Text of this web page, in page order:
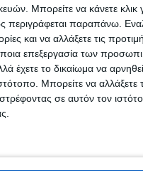
Μπορείτε να κάνετε κλικ
περιγράφεται παραπάνω.
και να αλλάξετε τις
επεξεργασία των
έχετε το δικαίωμα να
Μπορείτε να
σε αυτόν τον
Αγών
ΝΕΟΣ ΑΓΩΝ στο
της Καρδίτσας και